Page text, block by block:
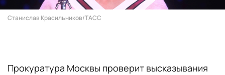
Станислав Красильников/ТАСС
Прокуратура Москвы проверит высказывания